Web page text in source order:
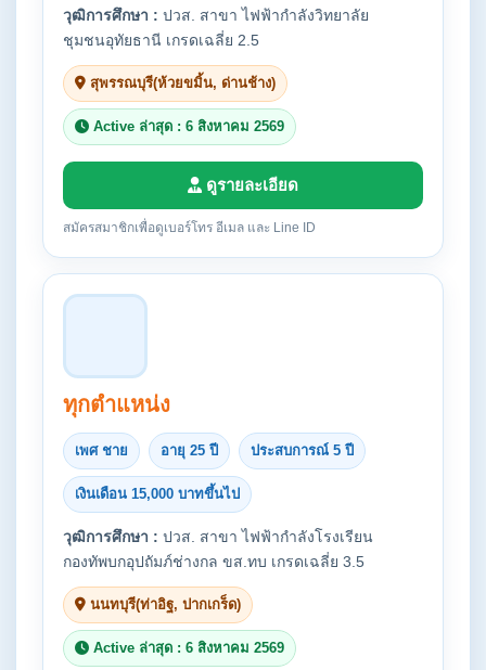
วุฒิการศึกษา : ปวส. สาขา ไฟฟ้ากำลังวิทยาลัย
ชุมชนอุทัยธานี เกรดเฉลี่ย 2.5
สุพรรณบุรี(ห้วยขมิ้น, ด่านช้าง)
Active ล่าสุด : 6 สิงหาคม 2569
ดูรายละเอียด
สมัครสมาชิกเพื่อดูเบอร์โทร อีเมล และ Line ID
ทุกตำแหน่ง
เพศ ชาย อายุ 25 ปี ประสบการณ์ 5 ปี
เงินเดือน 15,000 บาทขึ้นไป
วุฒิการศึกษา : ปวส. สาขา ไฟฟ้ากำลังโรงเรียน
กองทัพบกอุปถัมภ์ช่างกล ขส.ทบ เกรดเฉลี่ย 3.5
นนทบุรี(ท่าอิฐ, ปากเกร็ด)
Active ล่าสุด : 6 สิงหาคม 2569